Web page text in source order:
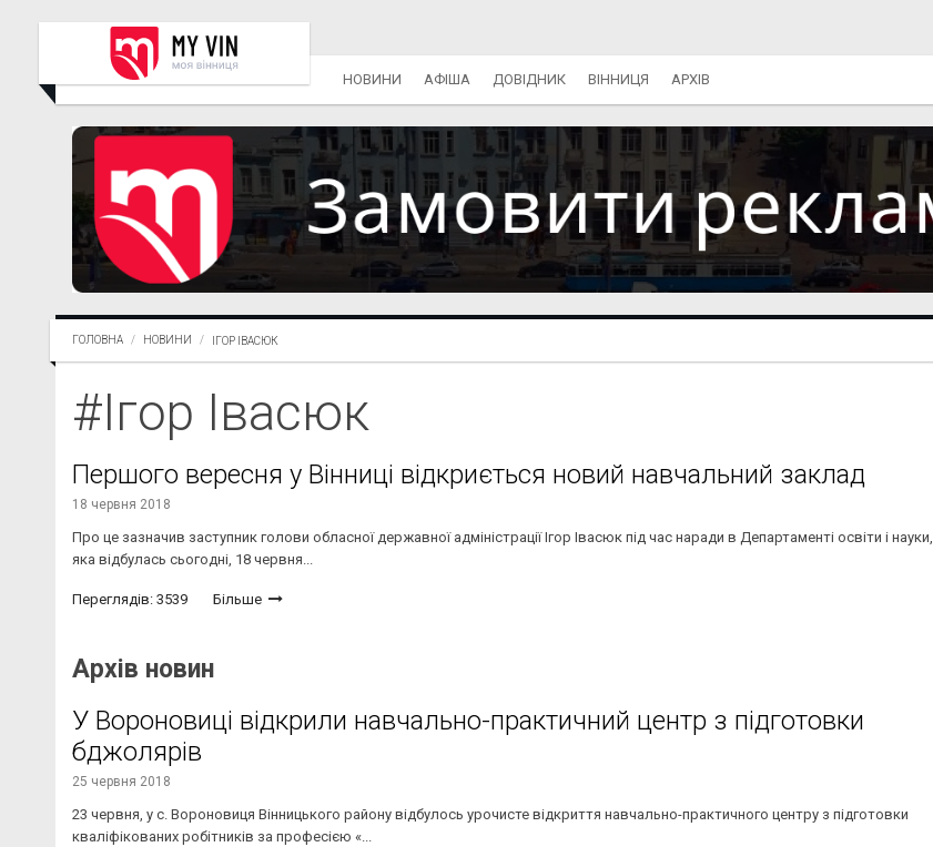
НОВИНИ АФІША ДОВІДНИК ВІННИЦЯ АРХІВ
ГОЛОВНА НОВИНИ ІГОР ІВАСЮК
#Ігор Івасюк
Першого вересня у Вінниці відкриється новий навчальний заклад
18 червня 2018
Про це зазначив заступник голови обласної державної адміністрації Ігор Івасюк під час наради в Департаменті освіти і науки,
яка відбулась сьогодні, 18 червня...
Переглядів: 3539 Більше
Архів новин
У Вороновиці відкрили навчально-практичний центр з підготовки
бджолярів
25 червня 2018
23 червня, у с. Вороновиця Вінницького району відбулось урочисте відкриття навчально-практичного центру з підготовки
кваліфікованих робітників за професією «...